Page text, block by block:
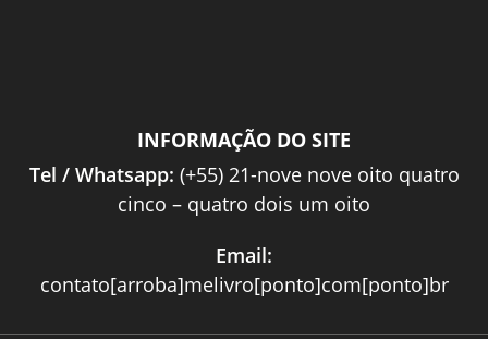
INFORMAÇÃO DO SITE
Tel / Whatsapp: (+55) 21-nove nove oito quatro
cinco – quatro dois um oito
Email:
contato[arroba]melivro[ponto]com[ponto]br